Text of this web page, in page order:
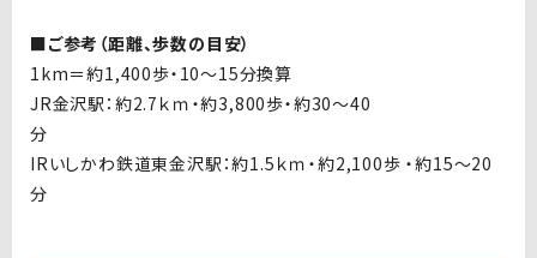
■ご参考（距離、歩数の目安）
1km＝約1,400歩・ 10～15分換算
JR金沢駅：約2.7 ｋｍ・約3,800歩・約30～40
分
IRいしかわ鉄道東金沢駅：約1.5 ｋｍ・約2,100歩 ・約15～20
分